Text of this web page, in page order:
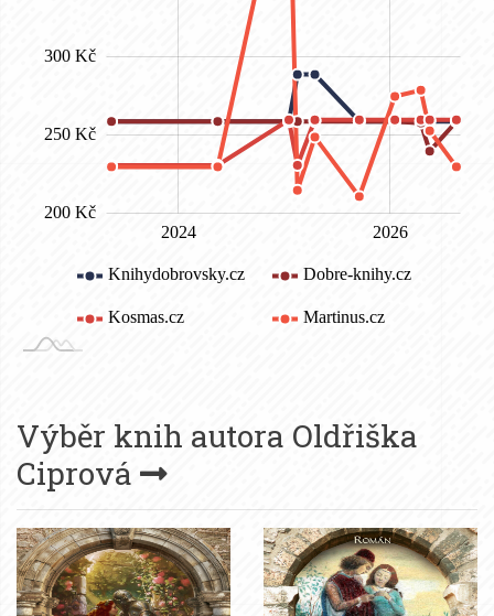
Výběr knih autora Oldřiška
Ciprová